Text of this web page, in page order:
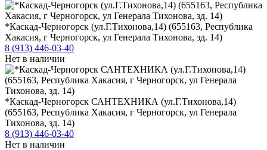
*Каскад-Черногорск (ул.Г.Тихонова,14) (655163, Республика
Хакасия, г Черногорск, ул Генерала Тихонова, зд. 14)
8 (913) 446-03-40
Нет в наличии
*Каскад-Черногорск САНТЕХНИКА (ул.Г.Тихонова,14)
(655163, Республика Хакасия, г Черногорск, ул Генерала
Тихонова, зд. 14)
8 (913) 446-03-40
Нет в наличии